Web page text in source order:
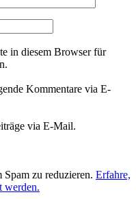
in diesem Browser für
Kommentare via E-
via E-Mail.
zu reduzieren. Erfahre,
werden.